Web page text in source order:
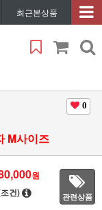
최근본상품
0
M사이즈
원
건) 관련상품